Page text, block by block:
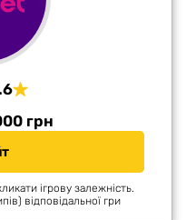
грн
ігрову залежність.
відповідальної гри